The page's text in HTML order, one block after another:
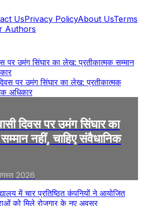
UsPrivacy PolicyAbout UsTerms
Authors
पर उमंग सिंघार का लेख: प्रतीकात्मक सम्मान
दिवस पर उमंग सिंघार का
नहीं, चाहिए संवैधानिक
2026